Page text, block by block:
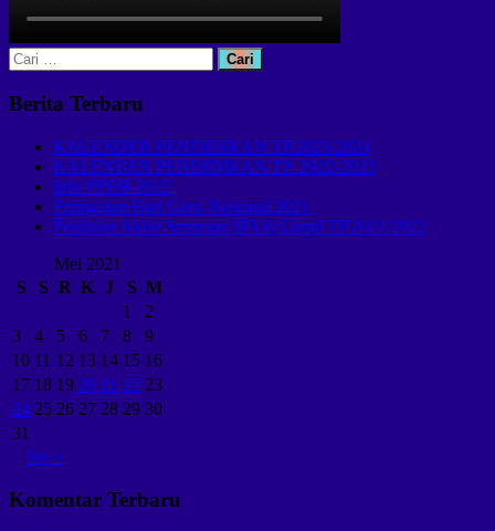
Cari
untuk:
Berita Terbaru
KALENDER PENDIDIKAN TP.2023/2024
KALENDER PENDIDIKAN TP. 2022-2023
Info PPDB 2022
Peringatan Hari Guru Nasional 2021
Penilaian Akhir Semester (PAS) Ganjil TP.2021/2022
Mei 2021
S
S R K J S M
1
2
3
4 5 6 7 8
9
10 11 12 13 14 15 16
17 18 19 20 21 22 23
24 25 26 27 28 29 30
31
Jun »
Komentar Terbaru